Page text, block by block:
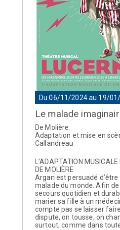
Du 06/11/2024 au 19/
Le malade
De Molière
Adaptation et mise en
Callandreau
L’ADAPTATION
DE MOLIÈRE
Argan est persuadé d’être
malade du monde. Afin de
secours quotidien et
marier sa fille à un
compte pas se laisser
dispute, on tousse, on
surtout, comme dans